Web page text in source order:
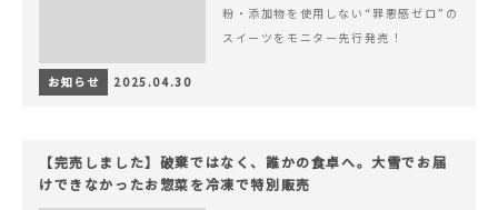
粉・添加物を使用しない“罪悪感ゼロ”の
スイーツをモニター先行発売！
お知らせ 2025.04.30
【完売しました】破棄ではなく、誰かの食卓へ。大雪でお届
けできなかったお惣菜を冷凍で特別販売